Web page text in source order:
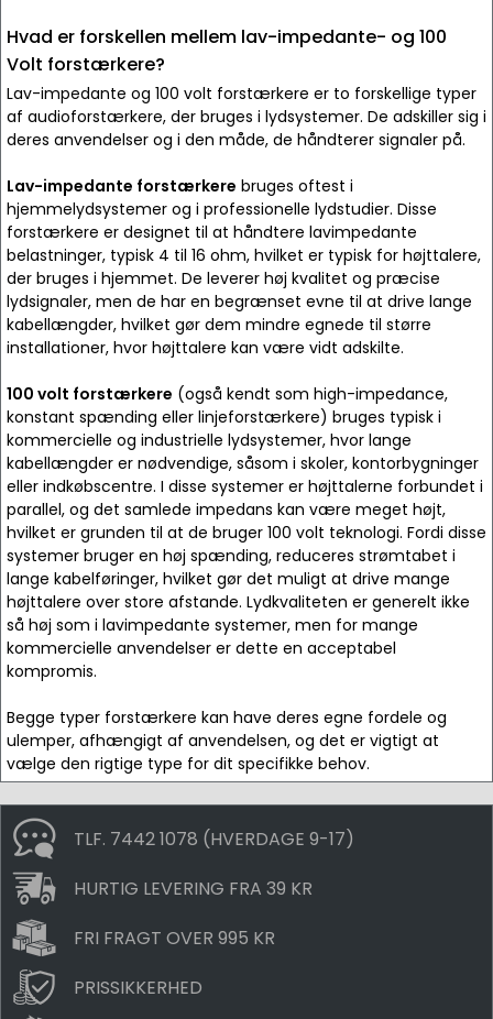
Hvad er forskellen mellem lav-impedante- og 100
Volt forstærkere?
Lav-impedante og 100 volt forstærkere er to forskellige typer
af audioforstærkere, der bruges i lydsystemer. De adskiller sig i
deres anvendelser og i den måde, de håndterer signaler på.
Lav-impedante forstærkere bruges oftest i
hjemmelydsystemer og i professionelle lydstudier. Disse
forstærkere er designet til at håndtere lavimpedante
belastninger, typisk 4 til 16 ohm, hvilket er typisk for højttalere,
der bruges i hjemmet. De leverer høj kvalitet og præcise
lydsignaler, men de har en begrænset evne til at drive lange
kabellængder, hvilket gør dem mindre egnede til større
installationer, hvor højttalere kan være vidt adskilte.
100 volt forstærkere (også kendt som high-impedance,
konstant spænding eller linjeforstærkere) bruges typisk i
kommercielle og industrielle lydsystemer, hvor lange
kabellængder er nødvendige, såsom i skoler, kontorbygninger
eller indkøbscentre. I disse systemer er højttalerne forbundet i
parallel, og det samlede impedans kan være meget højt,
hvilket er grunden til at de bruger 100 volt teknologi. Fordi disse
systemer bruger en høj spænding, reduceres strømtabet i
lange kabelføringer, hvilket gør det muligt at drive mange
højttalere over store afstande. Lydkvaliteten er generelt ikke
så høj som i lavimpedante systemer, men for mange
kommercielle anvendelser er dette en acceptabel
kompromis.
Begge typer forstærkere kan have deres egne fordele og
ulemper, afhængigt af anvendelsen, og det er vigtigt at
vælge den rigtige type for dit specifikke behov.
TLF. 7442 1078 (HVERDAGE 9-17)
HURTIG LEVERING FRA 39 KR
FRI FRAGT OVER 995 KR
PRISSIKKERHED